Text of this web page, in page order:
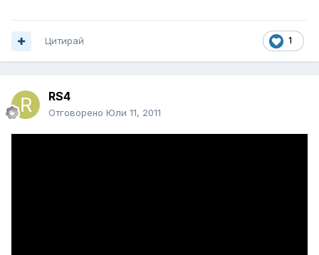
1
Цитирай
RS4
Отговорено Юли 11, 2011